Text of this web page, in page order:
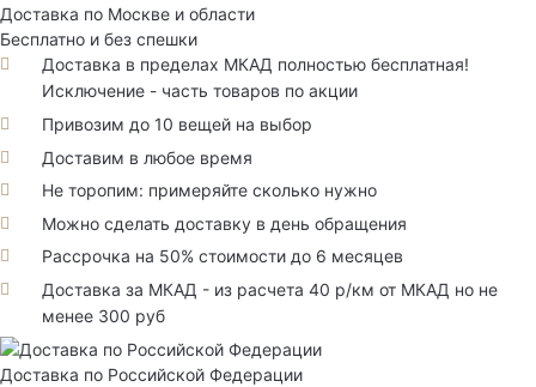
Доставка по Москве и области
Бесплатно и без спешки
Доставка в пределах МКАД полностью бесплатная!
Исключение - часть товаров по акции
Привозим до 10 вещей на выбор
Доставим в любое время
Не торопим: примеряйте сколько нужно
Можно сделать доставку в день обращения
Рассрочка на 50% стоимости до 6 месяцев
Доставка за МКАД - из расчета 40 р/км от МКАД но не
менее 300 руб
Доставка по Российской Федерации